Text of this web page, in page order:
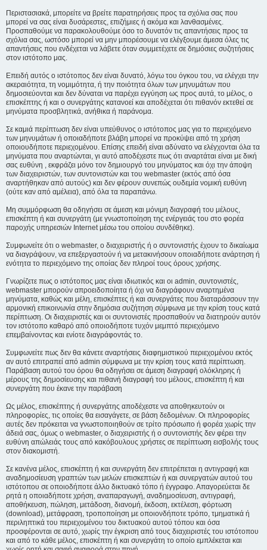
Περιστασιακά, μπορείτε να βρείτε παρατηρήσεις προς τα σχόλια σας που
μπορεί να σας είναι δυσάρεστες, επιζήμιες ή ακόμα και λανθασμένες.
Προσπαθούμε να παρακολουθούμε όσο το δυνατόν τις απαντήσεις προς τα
σχόλια σας, ωστόσο μπορεί να μην μπορέσουμε να ελέγξουμε άμεσα όλες τις
απαντήσεις που ενδέχεται να λάβετε όταν συμμετέχετε σε δημόσιες συζητήσεις
στον ιστότοπο μας.
Επειδή αυτός ο ιστότοπος δεν είναι δυνατό, λόγω του όγκου του, να ελέγχει την
ακεραιότητα, τη νομιμότητα, ή την ποιότητα όλων των μηνυμάτων που
δημοσιεύονται και δεν δύναται να παρέχει εγγύηση ως προς αυτά, το μέλος, ο
επισκέπτης ή και ο συνεργάτης κατανοεί και αποδέχεται ότι πιθανόν εκτεθεί σε
μηνύματα προσβλητικά, ανήθικα ή παράνομα.
Σε καμιά περίπτωση δεν είναι υπεύθυνος ο ιστότοπος μας για το περιεχόμενο
των μηνυμάτων ή οποιαδήποτε βλάβη μπορεί να προκύψει από τη χρήση
οποιουδήποτε περιεχομένου. Επίσης επειδή είναι αδύνατο να ελέγχονται όλα τα
μηνύματα που αναρτώνται, γι αυτό αποδέχεστε πως ότι αναρτάται είναι με δική
σας ευθύνη , εκφράζει μόνο τον δημιουργό του μηνύματος και όχι την άποψη
των διαχειριστών, των συντονιστών και του webmaster (εκτός από όσα
αναρτήθηκαν από αυτούς) και δεν φέρουν συνεπώς ουδεμία νομική ευθύνη
(ούτε καν από αμέλεια), από όλα τα παραπάνω.
Μη συμμόρφωση θα οδηγήσει σε άμεση και μόνιμη διαγραφή του μέλους,
επισκέπτη ή και συνεργάτη (με γνωστοποίηση της ενέργειάς του στο φορέα
παροχής υπηρεσιών Internet μέσω του οποίου συνδέθηκε).
Συμφωνείτε ότι ο webmaster, ο διαχειριστής ή ο συντονιστής έχουν το δικαίωμα
να διαγράψουν, να επεξεργαστούν ή να μετακινήσουν οποιαδήποτε ανάρτηση ή
ενότητα το περιεχόμενο της οποίας δεν πληροί τους όρους χρήσης.
Γνωρίζετε πως ο ιστότοπος μας είναι ιδιωτικός και οι admin, συντονιστές,
webmaster μπορούν απροειδοποίητα ή όχι να διαγράφουν αναρτημένα
μηνύματα, καθώς και μέλη, επισκέπτες ή και συνεργάτες που διαταράσσουν την
αρμονική επικοινωνία στην δημόσια συζήτηση σύμφωνα με την κρίση τους κατά
περίπτωση. Οι διαχειριστές και οι συντονιστές προσπαθούν να διατηρούν αυτόν
τον ιστότοπο καθαρό από οποιοδήποτε τυχόν μεμπτό περιεχόμενο
επεμβαίνοντας και ενίοτε διαγράφοντάς το.
Συμφωνείτε πως δεν θα κάνετε αναρτήσεις διαφημιστικού περιεχομένου εκτός
αν αυτό επιτραπεί από admin σύμφωνα με την κρίση τους κατά περίπτωση.
Παράβαση αυτού του όρου θα οδηγήσει σε άμεση διαγραφή ολόκληρης ή
μέρους της δημοσίευσης και πιθανή διαγραφή του μέλους, επισκέπτη ή και
συνεργάτη που έκανε την παράβαση
Ως μέλος, επισκέπτης ή συνεργάτης αποδέχεστε να αποθηκευτούν οι
πληροφορίες, τις οποίες θα εισαγάγετε, σε βάση δεδομένων. Οι πληροφορίες
αυτές δεν πρόκειται να γνωστοποιηθούν σε τρίτο πρόσωπο ή φορέα χωρίς την
άδειά σας, όμως ο webmaster, ο διαχειριστής ή ο συντονιστής δεν φέρει την
ευθύνη απώλειάς τους από κακόβουλους χρήστες σε περίπτωση εισβολής τους
στον διακομιστή.
Σε κανένα μέλος, επισκέπτη ή και συνεργάτη δεν επιτρέπεται η αντιγραφή και
αναδημοσίευση γραπτών των μελών επισκεπτών ή και συνεργατών αυτού του
ιστότοπου σε οποιοδήποτε άλλο δικτυακό τόπο ή έγγραφο. Απαγορεύεται δε
ρητά η οποιαδήποτε χρήση, αναπαραγωγή, αναδημοσίευση, αντιγραφή,
αποθήκευση, πώληση, μετάδοση, διανομή, έκδοση, εκτέλεση, φόρτωση
(download), μετάφραση, τροποποίηση με οποιονδήποτε τρόπο, τμηματικά ή
περιληπτικά του περιεχομένου του δικτυακού αυτού τόπου και όσα
προσφέρονται σε αυτό, χωρίς την έγκριση από τους διαχειριστές του ιστότοπου
και από το κάθε μέλος, επισκέπτη ή και συνεργάτη το οποίο εμπλέκεται και